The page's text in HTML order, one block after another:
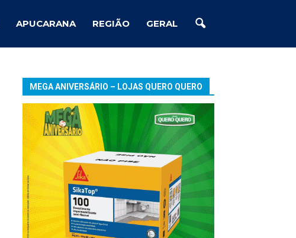
APUCARANA REGIÃO GERAL
MEGA ANIVERSÁRIO – LOJAS QUERO QUERO